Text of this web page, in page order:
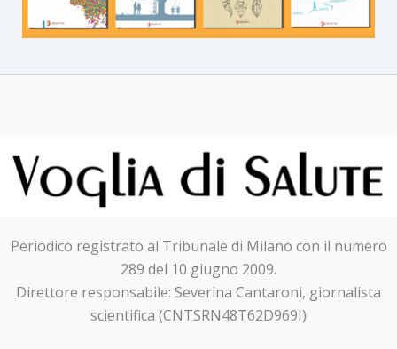
Periodico registrato al Tribunale di Milano con il numero
289 del 10 giugno 2009.
Direttore responsabile: Severina Cantaroni, giornalista
scientifica (CNTSRN48T62D969I)